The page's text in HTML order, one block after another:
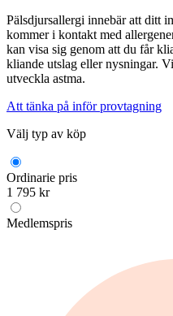
Pälsdjursallergi innebär att ditt
kommer i kontakt med
kan visa sig genom att du får
kliande utslag eller nysningar.
utveckla astma.
Att tänka på inför provtagning
Välj typ av köp
Ordinarie pris
1 795 kr
Medlemspris